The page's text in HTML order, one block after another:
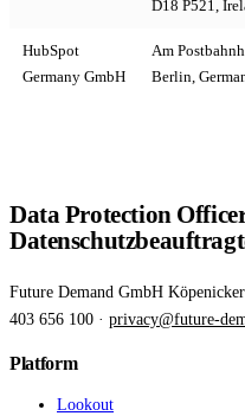
D18 P521,
HubSpot
Germany GmbH
Am
Berlin,
Data Protection
Future Demand GmbH
403 656 100 · privacy@future-
Platform
Lookout